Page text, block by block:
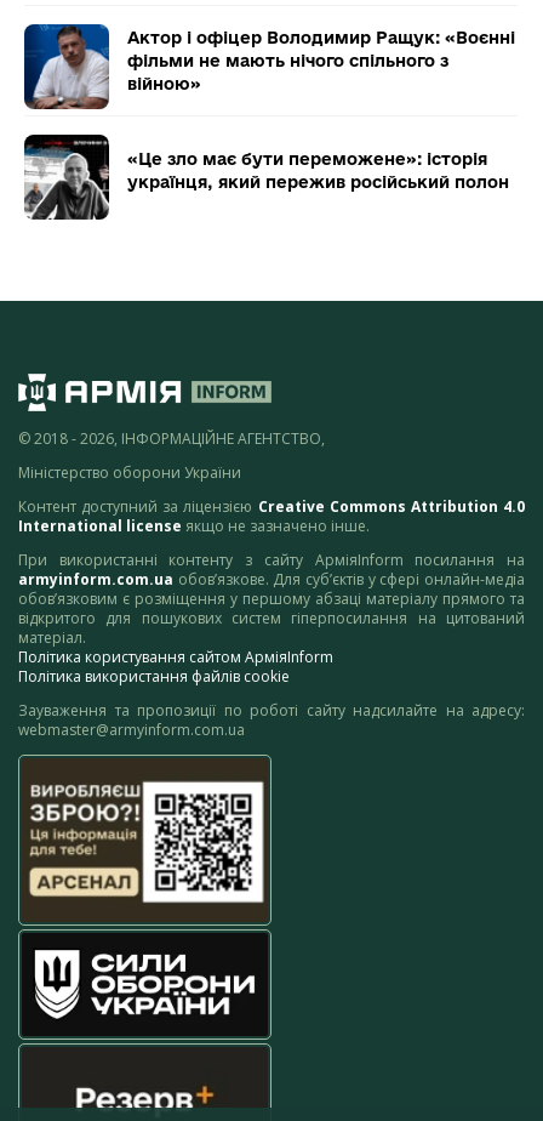
Актор і офіцер Володимир Ращук: «Воєнні
фільми не мають нічого спільного з
війною»
«Це зло має бути переможене»: історія
українця, який пережив російський полон
© 2018 - 2026, ІНФОРМАЦІЙНЕ АГЕНТСТВО,
Міністерство оборони України
Контент доступний за ліцензією Creative Commons Attribution 4.0
International license якщо не зазначено інше.
При використанні контенту з сайту АрміяInform посилання на
armyinform.com.ua обов’язкове. Для суб’єктів у сфері онлайн-медіа
обов’язковим є розміщення у першому абзаці матеріалу прямого та
відкритого для пошукових систем гіперпосилання на цитований
матеріал.
Політика користування сайтом АрміяInform
Політика використання файлів cookie
Зауваження та пропозиції по роботі сайту надсилайте на адресу:
webmaster@armyinform.com.ua